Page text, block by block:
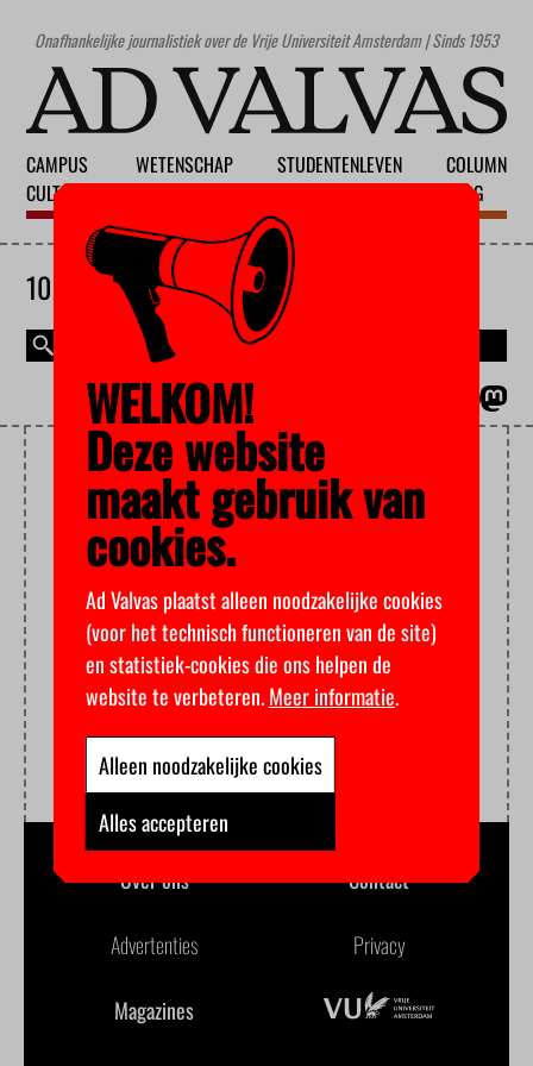
Onafhankelijke journalistiek over de Vrije Universiteit Amsterdam | Sinds 1953
CAMPUS
CULTUUR
WETENSCHAP
STUDENTENLEVEN
COLUMN
BLOG
10 AUGUSTUS 2026
KRAKENBURG
Over ons Contact
Advertenties Privacy
Magazines
WELKOM!
Deze website
maakt gebruik van
cookies.
Ad Valvas plaatst alleen noodzakelijke cookies
(voor het technisch functioneren van de site)
en statistiek-cookies die ons helpen de
website te verbeteren.Meer informatie.
Alleen noodzakelijke cookies
Alles accepteren